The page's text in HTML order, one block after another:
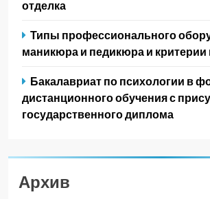
отделка
Типы профессионального
маникюра и педикюра и
Бакалавриат по психологии в
дистанционного обучения с
государственного диплома
Архив